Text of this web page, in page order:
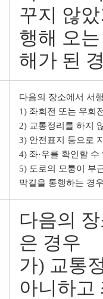
꾸지 않
행해 오
해가 된
다음의 장소에서 서
1) 좌회전 또는 우회
2) 교통정리를 하지
3) 안전표지 등으로
4) 좌·우를 확인할
5) 도로의 모퉁이 부
막길을 통행하는 경
다음의
은 경우
가) 교통
아니하고